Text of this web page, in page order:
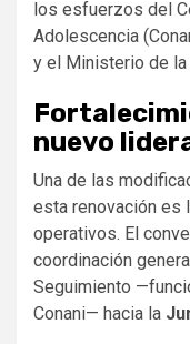
los esfuerzos del
Adolescencia
y el Ministerio de
nuevo
Una de las
esta renovación es
operativos. El
coordinación
Seguimiento
Conani— hacia la